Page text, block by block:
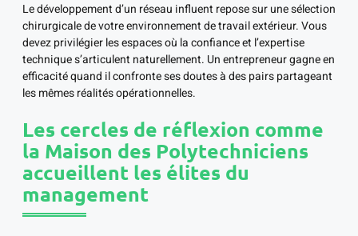
Le développement d’un réseau influent repose sur une sélection
chirurgicale de votre environnement de travail extérieur. Vous
devez privilégier les espaces où la confiance et l’expertise
technique s’articulent naturellement. Un entrepreneur gagne en
efficacité quand il confronte ses doutes à des pairs partageant
les mêmes réalités opérationnelles.
Les cercles de réflexion comme
la Maison des Polytechniciens
accueillent les élites du
management